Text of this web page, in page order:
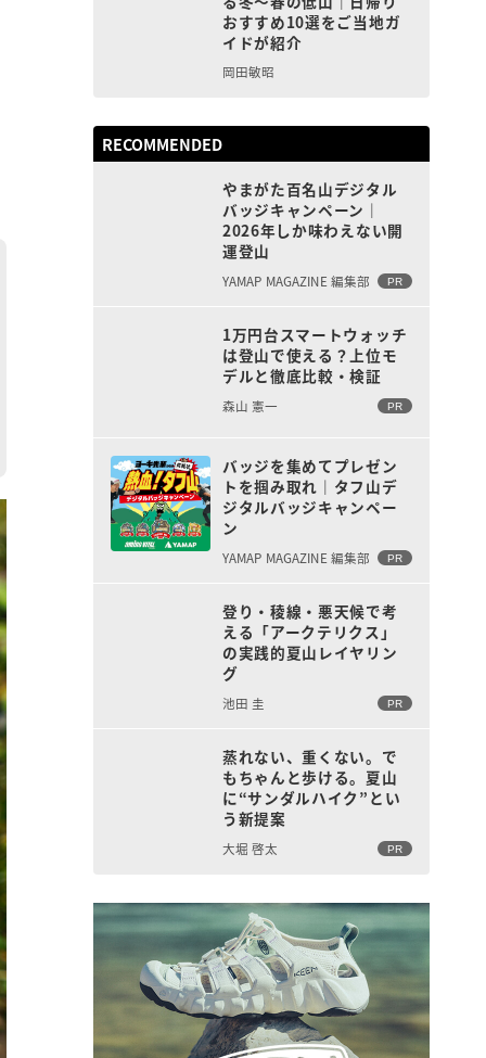
おすすめ10選をご当地ガ
イドが紹介
岡田敏昭
RECOMMENDED
やまがた百名山デジタル
バッジキャンペーン｜
2026年しか味わえない開
運登山
YAMAP MAGAZINE 編集部 PR
1万円台スマートウォッチ
は登山で使える？上位モ
デルと徹底比較・検証
森山 憲一 PR
バッジを集めてプレゼン
トを掴み取れ｜タフ山デ
ジタルバッジキャンペー
ン
YAMAP MAGAZINE 編集部 PR
登り・稜線・悪天候で考
える「アークテリクス」
の実践的夏山レイヤリン
グ
池田 圭 PR
蒸れない、重くない。で
もちゃんと歩ける。夏山
に“サンダルハイク”とい
う新提案
大堀 啓太 PR